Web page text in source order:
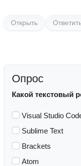
Открыть
Опрос
Какой текстовый
Visual Studio
Sublime Text
Brackets
Atom